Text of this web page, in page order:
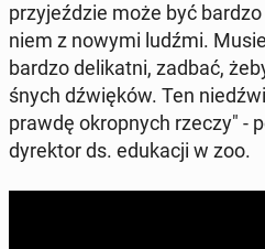
przy­jeź­dzie może być
niem z nowymi ludźmi.
bardzo de­li­kat­ni, zadbać,
śnych dźwię­ków. Ten
praw­dę okrop­nych rzeczy" -
dy­rek­tor ds. edu­ka­cji w zoo.